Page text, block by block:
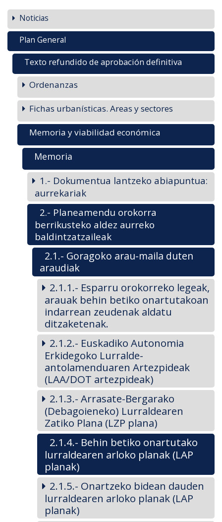
Noticias
Plan General
Texto refundido de aprobación definitiva
Ordenanzas
Fichas urbanísticas. Areas y sectores
Memoria y viabilidad económica
Memoria
1.- Dokumentua lantzeko abiapuntua:
aurrekariak
2.- Planeamendu orokorra
berrikusteko aldez aurreko
baldintzatzaileak
2.1.- Goragoko arau-maila duten
araudiak
2.1.1.- Esparru orokorreko legeak,
arauak behin betiko onartutakoan
indarrean zeudenak aldatu
ditzaketenak.
2.1.2.- Euskadiko Autonomia
Erkidegoko Lurralde-
antolamenduaren Artezpideak
(LAA/DOT artezpideak)
2.1.3.- Arrasate-Bergarako
(Debagoieneko) Lurraldearen
Zatiko Plana (LZP plana)
2.1.4.- Behin betiko onartutako
lurraldearen arloko planak (LAP
planak)
2.1.5.- Onartzeko bidean dauden
lurraldearen arloko planak (LAP
planak)